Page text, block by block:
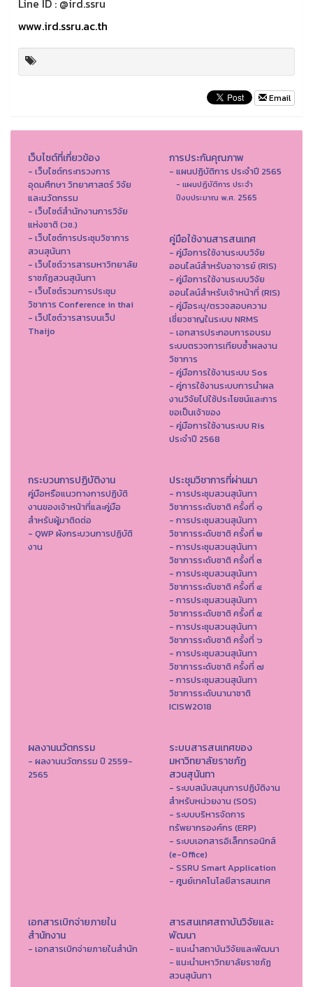
Line ID : @ird.ssru
www.ird.ssru.ac.th
Email
เว็บไซต์ที่เกี่ยวข้อง
- เว็บไซต์กระทรวงการ
อุดมศึกษา วิทยาศาสตร์ วิจัย
และนวัตกรรม
- เว็บไซต์สำนักงานการวิจัย
แห่งชาติ (วช.)
- เว็บไซต์การประชุมวิชาการ
สวนสุนันทา
- เว็บไซต์วารสารมหาวิทยาลัย
ราชภัฏสวนสุนันทา
- เว็บไซต์รวมการประชุม
วิชาการ Conference in thai
- เว็ปไซต์วารสารบนเว็ป
Thaijo
การประกันคุณภาพ
- แผนปฏิบัติการ ประจำปี 2565
- แผนปฏิบัติการ ประจำ
ปีงบประมาณ พ.ศ. 2565
คู่มือใช้งานสารสนเทศ
- คู่มือการใช้งานระบบวิจัย
ออนไลน์สำหรับอาจารย์ (RIS)
- คู่มือการใช้งานระบบวิจัย
ออนไลน์สำหรับเจ้าหน้าที่ (RIS)
- คู่มือระบุ/ตรวจสอบความ
เชี่ยวชาญในระบบ NRMS
- เอกสารประกอบการอบรม
ระบบตรวจการเทียบซ้ำผลงาน
วิชาการ
- คู่มือการใช้งานระบบ Sos
- คู่การใช้งานระบบการนำผล
งานวิจัยไปใช้ประโยชน์และการ
ขอเป็นเจ้าของ
- คู่มือการใช้งานระบบ Ris
ประจำปี 2568
กระบวนการปฏิบัติงาน
คู่มือหรือแนวทางการปฏิบัติ
งานของเจ้าหน้าที่และคู่มือ
สำหรับผู้มาติดต่อ
- QWP ผังกระบวนการปฏิบัติ
งาน
ประชุมวิชาการที่ผ่านมา
- การประชุมสวนสุนันทา
วิชาการระดับชาติ ครั้งที่ ๑
- การประชุมสวนสุนันทา
วิชาการระดับชาติ ครั้งที่ ๒
- การประชุมสวนสุนันทา
วิชาการระดับชาติ ครั้งที่ ๓
- การประชุมสวนสุนันทา
วิชาการระดับชาติ ครั้งที่ ๔
- การประชุมสวนสุนันทา
วิชาการระดับชาติ ครั้งที่ ๕
- การประชุมสวนสุนันทา
วิชาการระดับชาติ ครั้งที่ ๖
- การประชุมสวนสุนันทา
วิชาการระดับชาติ ครั้งที่ ๗
- การประชุมสวนสุนันทา
วิชาการระดับนานาชาติ
ICISW2018
ผลงานนวัตกรรม
- ผลงานนวัตกรรม ปี 2559-
2565
ระบบสารสนเทศของ
มหาวิทยาลัยราชภัฏ
สวนสุนันทา
- ระบบสนับสนุนการปฏิบัติงาน
สำหรับหน่วยงาน (SOS)
- ระบบบริหารจัดการ
ทรัพยากรองค์กร (ERP)
- ระบบเอกสารอิเล็กทรอนิกส์
(e-Office)
- SSRU Smart Application
- ศูนย์เทคโนโลยีสารสนเทศ
เอกสารเบิกจ่ายภายใน
สำนักงาน
- เอกสารเบิกจ่ายภายในสำนัก
สารสนเทศสถาบันวิจัยและ
พัฒนา
- แนะนำสถาบันวิจัยและพัฒนา
- แนะนำมหาวิทยาลัยราชภัฏ
สวนสุนันทา